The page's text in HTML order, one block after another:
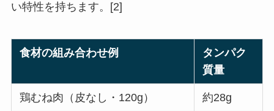
い特性を持ちます。[2]
食材の組み合わせ例
タンパク
質量
鶏むね肉（皮なし・120g） 約28g